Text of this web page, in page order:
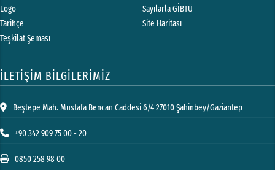
Logo
Tarihçe
Teşkilat Şeması
Sayılarla GİBTÜ
Site Haritası
İLETİŞİM BİLGİLERİMİZ
Beştepe Mah. Mustafa Bencan Caddesi 6/4 27010 Şahinbey/Gaziantep
+90 342 909 75 00 - 20
0850 258 98 00